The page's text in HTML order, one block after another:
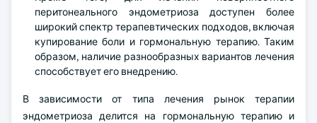
перитонеального эндометриоза доступен более
широкий спектр терапевтических подходов, включая
купирование боли и гормональную терапию. Таким
образом, наличие разнообразных вариантов лечения
способствует его внедрению.
В зависимости от типа лечения рынок терапии
эндометриоза делится на гормональную терапию и